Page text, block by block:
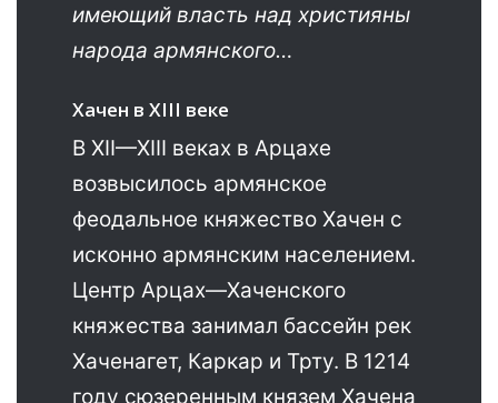
имеющий власть над християны
народа армянского…
Хачен в XIII веке
В XII—XIII веках в Арцахе
возвысилось армянское
феодальное княжество Хачен с
исконно армянским населением.
Центр Арцах—Хаченского
княжества занимал бассейн рек
Хаченагет, Каркар и Трту. В 1214
году сюзеренным князем Хачена